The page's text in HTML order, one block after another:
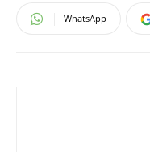
WhatsApp